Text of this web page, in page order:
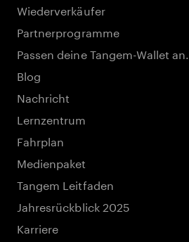
Wiederverkäufer
Partnerprogramme
Passen deine Tangem-Wallet an.
Blog
Nachricht
Lernzentrum
Fahrplan
Medienpaket
Tangem Leitfaden
Jahresrückblick 2025
Karriere